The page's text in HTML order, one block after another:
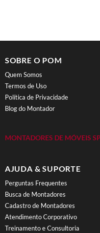
SOBRE O POM
Quem Somos
Termos de Uso
Política de Privacidade
Blog do Montador
MONTADORES DE MÓVEIS
AJUDA & SUPORTE
Perguntas Frequentes
Busca de Montadores
Cadastro de Montadores
Atendimento Corporativo
Treinamento e Consultoria